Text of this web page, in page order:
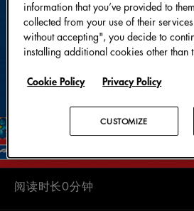
阅读时长0分钟
information that you’ve provided to
collected from your use of their
without accepting", you decide to
installing additional cookies other than
Cookie Policy Privacy Policy
CUSTOMIZE